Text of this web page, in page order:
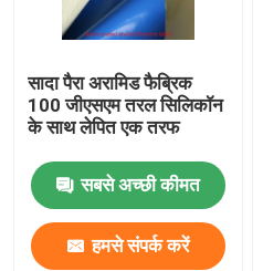
सादा पैरा अरामिड फैब्रिक
100 जीएसएम तरल सिलिकॉन
के साथ लेपित एक तरफ
सबसे अच्छी कीमत
हमसे संपर्क करें